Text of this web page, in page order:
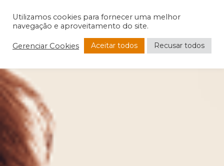
Utilizamos cookies para fornecer uma melhor
navegação e aproveitamento do site.
Gerenciar Cookies Aceitar todos Recusar todos